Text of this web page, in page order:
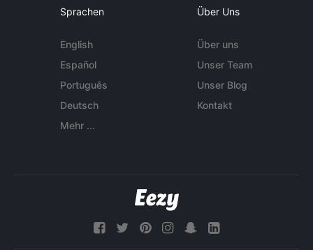
Sprachen
English
Español
Português
Deutsch
Mehr ...
Über Uns
Über uns
Unser Team
Unser Blog
Kontakt